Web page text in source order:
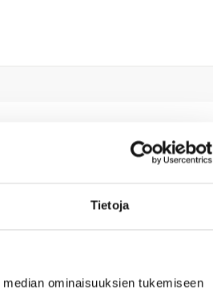
Tietoja
ominaisuuksien tukemiseen